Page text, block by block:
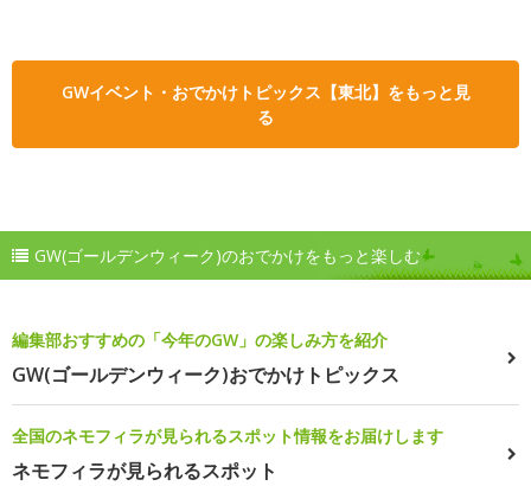
GWイベント・おでかけトピックス【東北】をもっと見
る
GW(ゴールデンウィーク)のおでかけをもっと楽しむ
編集部おすすめの「今年のGW」の楽しみ方を紹介
GW(ゴールデンウィーク)おでかけトピックス
全国のネモフィラが見られるスポット情報をお届けします
ネモフィラが見られるスポット